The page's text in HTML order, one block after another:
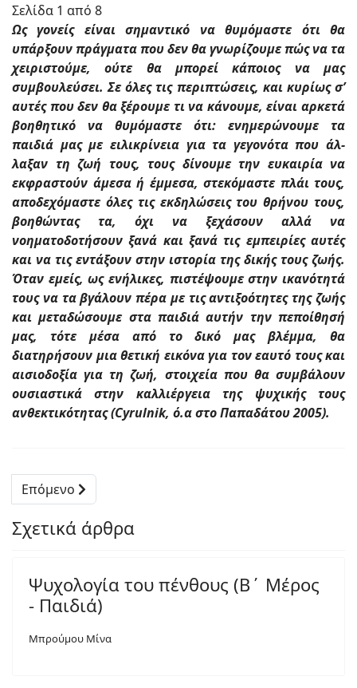
Σελίδα 1 από 8
Ως γονείς είναι σημαντικό να θυμόμαστε ότι θα
υπάρξουν πράγματα που δεν θα γνωρίζουμε πώς να τα
χειριστούμε, ούτε θα μπορεί κάποιος να μας
συμβουλεύσει. Σε όλες τις περιπτώσεις, και κυρίως σ’
αυτές που δεν θα ξέρουμε τι να κάνουμε, είναι αρκετά
βοηθητικό να θυμόμαστε ότι: ενημερώνουμε τα
παιδιά μας με ειλικρίνεια για τα γεγονότα που άλ­
λαξαν τη ζωή τους, τους δίνουμε την ευκαιρία να
εκφραστούν άμεσα ή έμ­μεσα, στεκόμαστε πλάι τους,
αποδεχόμαστε όλες τις εκδηλώσεις του θρήνου τους,
βοηθώντας τα, όχι να ξεχάσουν αλλά να
νοηματοδοτήσουν ξανά και ξανά τις εμπειρίες αυτές
και να τις εντάξουν στην ιστορία της δικής τους ζωής.
Όταν εμείς, ως ενήλικες, πιστέψουμε στην ικανότητά
τους να τα βγάλουν πέρα με τις αντιξοότητες της ζωής
και μεταδώσουμε στα παιδιά αυτήν την πεποίθησή
μας, τότε μέσα από το δικό μας βλέμμα, θα
διατηρήσουν μια θετική εικόνα για τον εαυτό τους και
αισιοδοξία για τη ζωή, στοιχεία που θα συμβάλουν
ουσιαστικά στην καλλιέργεια της ψυχικής τους
ανθεκτικότητας (Cyrulnik, ό.α στο Παπαδάτου 2005).
Επόμενο
Σχετικά άρθρα
Ψυχολογία του πένθους (Β΄ Μέρος
- Παιδιά)
Μπρούμου Μίνα